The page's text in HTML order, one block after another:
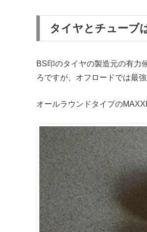
タイヤとチューブ
BS印のタイヤの製造元の有力
ろですが、オフロードでは最強
オールラウンドタイプの